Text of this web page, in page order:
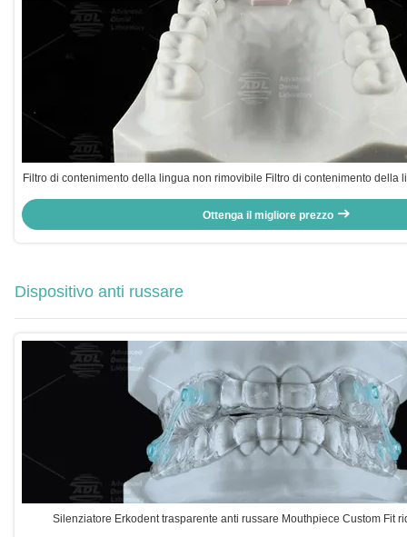
Filtro di contenimento della lingua non rimovibile Filtro di contenimento della
Ottenga il migliore prezzo
Dispositivo anti russare
Silenziatore Erkodent trasparente anti russare Mouthpiece Custom Fit